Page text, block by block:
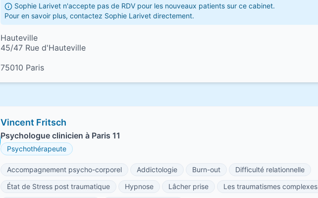
Sophie Larivet n'accepte pas de RDV pour les nouveaux patients sur ce cabinet.
Pour en savoir plus, contactez Sophie Larivet directement.
Hauteville
45/47 Rue d'Hauteville
75010 Paris
Vincent Fritsch
Psychologue clinicien à Paris 11
Psychothérapeute
Accompagnement psycho-corporel Addictologie Burn-out
Difficulté relationnelle
État de Stress post traumatique
Hypnose Lâcher prise
Les traumatismes complexes